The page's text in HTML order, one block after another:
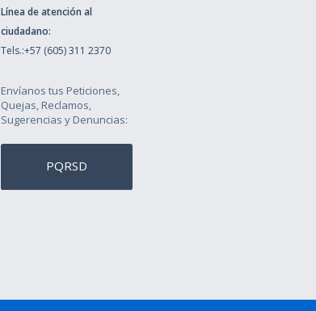
Línea de atención al
ciudadano:
Tels.:+57 (605) 311 2370
Envíanos tus Peticiones,
Quejas, Reclamos,
Sugerencias y Denuncias:
PQRSD